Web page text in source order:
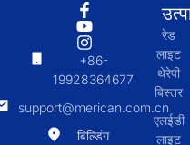
+86-
19928364677
support@merican.com.cn
बिल्डिंग
रेड
लाइट
थेरेपी
बिस्तर
एलईडी
लाइट